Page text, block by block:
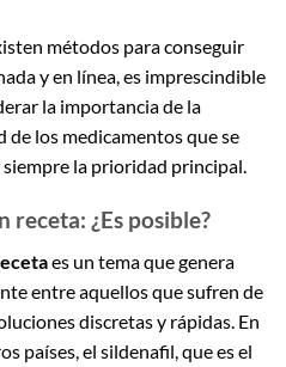
métodos para conseguir
y en línea, es imprescindible
la importancia de la
de los medicamentos que se
siempre la prioridad principal.
receta: ¿Es posible?
es un tema que genera
entre aquellos que sufren de
discretas y rápidas. En
países, el sildenafil, que es el